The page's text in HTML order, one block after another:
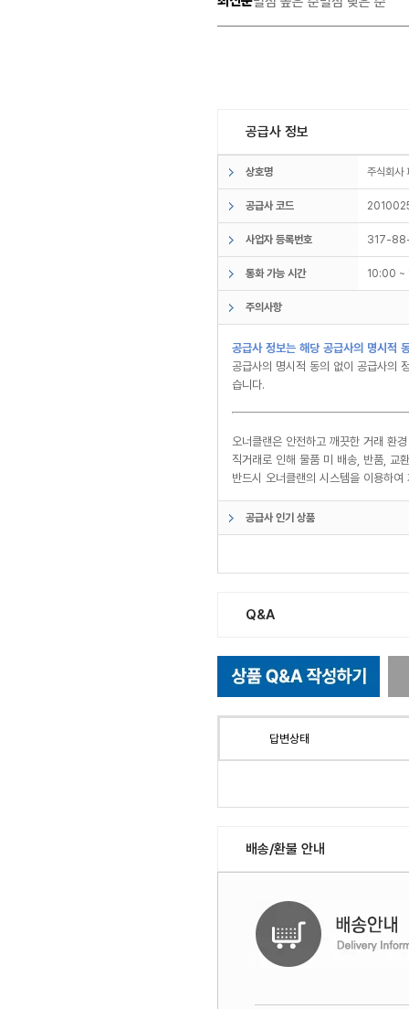
공급사 정보
상호명 주식회
공급사 코드
사업자 등록번호 317-
통화 가능 시간 10:00
주의사항
공급사 정보는 해당 공급사의 명시적
공급사의 명시적 동의 없이 공급사의
습니다.
오너클랜은 안전하고 깨끗한 거래 환
직거래로 인해 물품 미 배송, 반품, 교
반드시 오너클랜의 시스템을 이용하
공급사 인기 상품
Q&A
답변상태
배송/환불 안내